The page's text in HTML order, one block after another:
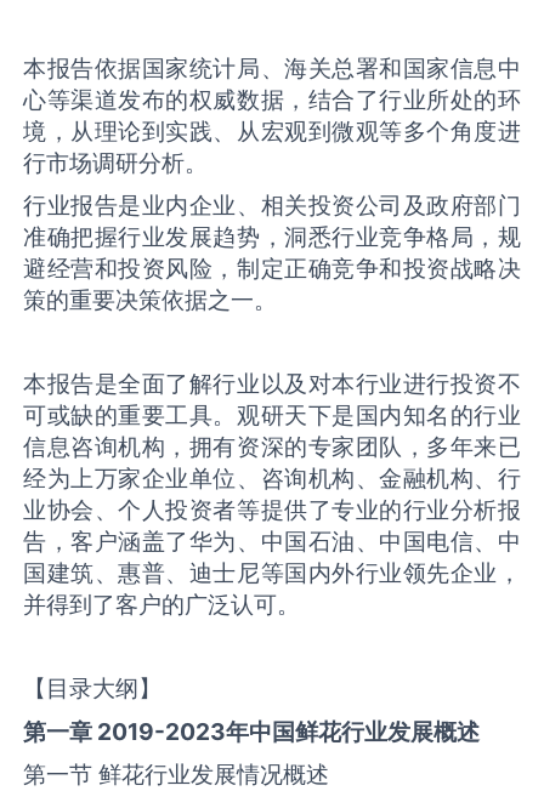
本报告依据国家统计局、海关总署和国家信息中
心等渠道发布的权威数据，结合了行业所处的环
境，从理论到实践、从宏观到微观等多个角度进
行市场调研分析。
行业报告是业内企业、相关投资公司及政府部门
准确把握行业发展趋势，洞悉行业竞争格局，规
避经营和投资风险，制定正确竞争和投资战略决
策的重要决策依据之一。
本报告是全面了解行业以及对本行业进行投资不
可或缺的重要工具。观研天下是国内知名的行业
信息咨询机构，拥有资深的专家团队，多年来已
经为上万家企业单位、咨询机构、金融机构、行
业协会、个人投资者等提供了专业的行业分析报
告，客户涵盖了华为、中国石油、中国电信、中
国建筑、惠普、迪士尼等国内外行业领先企业，
并得到了客户的广泛认可。
【目录大纲】
第一章 2019-2023年中国鲜花行业发展概述
第一节 鲜花行业发展情况概述